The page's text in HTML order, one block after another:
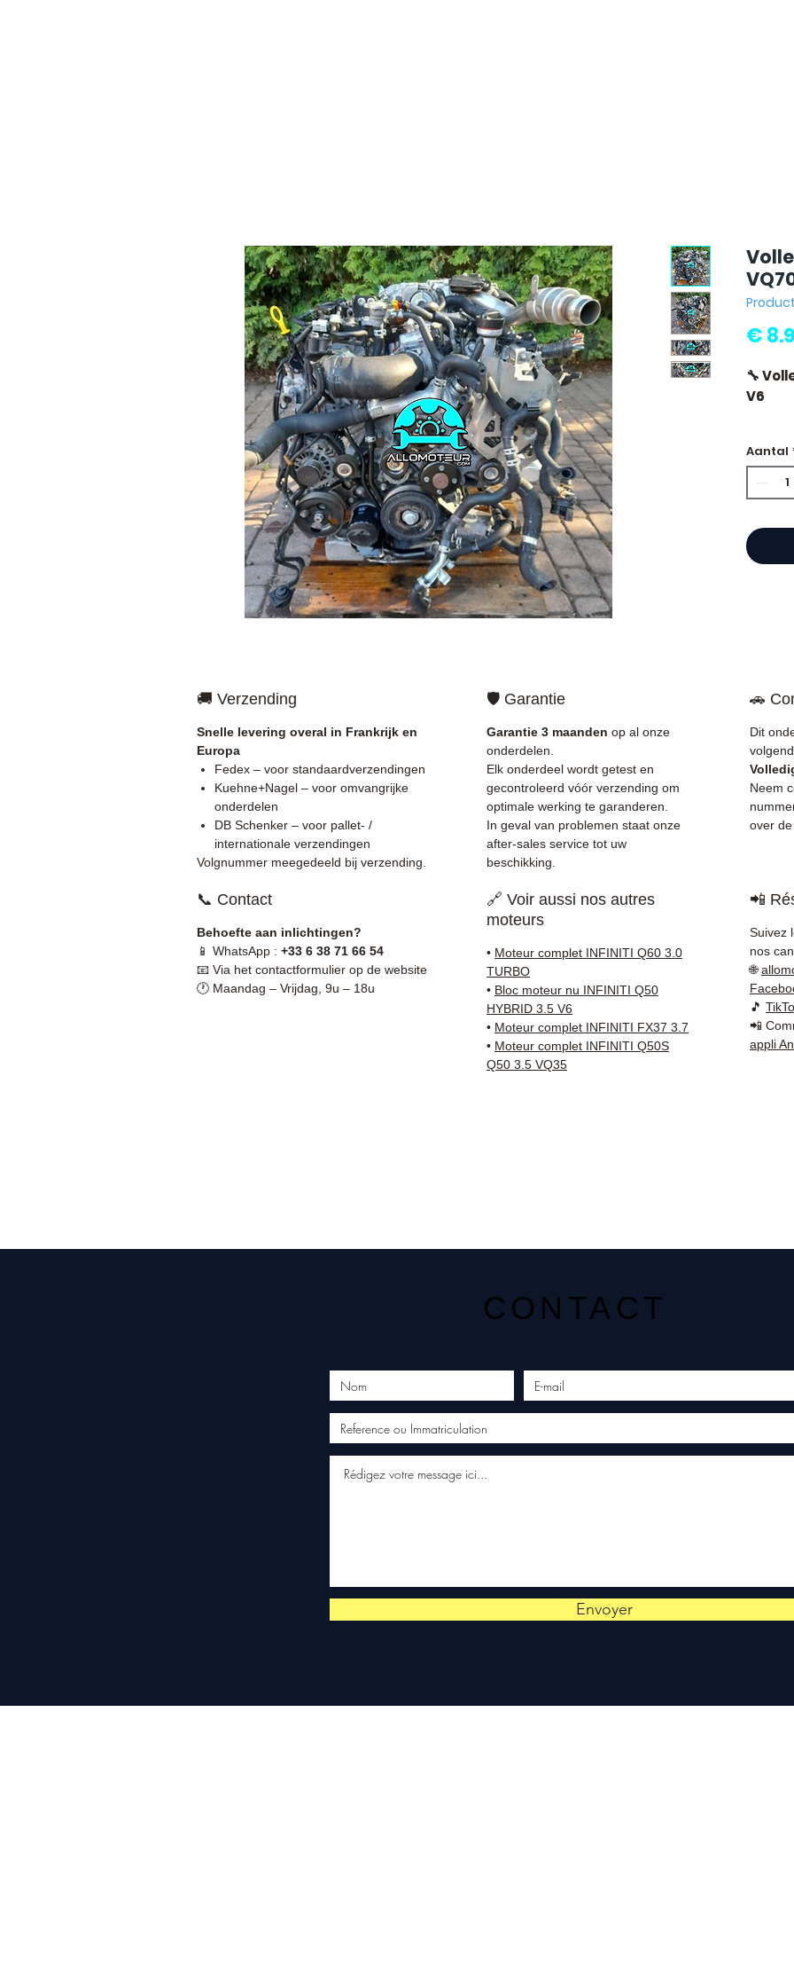
€
🔧
V6
⭐
✅
✅ 3
✅
📞
66 54
Aantal
🚚 Verzending
Snelle levering overal in Frankrijk en
Europa
Fedex – voor standaardverzendingen
Kuehne+Nagel – voor omvangrijke
onderdelen
DB Schenker – voor pallet- /
internationale verzendingen
Volgnummer meegedeeld bij verzending.
🛡️ Garantie
Garantie 3 maanden op al onze
onderdelen.
Elk onderdeel wordt getest en
gecontroleerd vóór verzending om
optimale werking te garanderen.
In geval van problemen staat onze
after-sales service tot uw
beschikking.
🚗
Dit
Neem
over de
📞 Contact
Behoefte aan inlichtingen?
📱 WhatsApp : +33 6 38 71 66 54
📧 Via het contactformulier op de website
🕐 Maandag – Vrijdag, 9u – 18u
🔗 Voir aussi nos autres
moteurs
• Moteur complet INFINITI Q60 3.0
TURBO
• Bloc moteur nu INFINITI Q50
HYBRID 3.5 V6
• Moteur complet INFINITI FX37 3.7
• Moteur complet INFINITI Q50S
Q50 3.5 VQ35
📲
Suivez
nos
🌐
🎵
📲
appli
CONTACT
Envoyer